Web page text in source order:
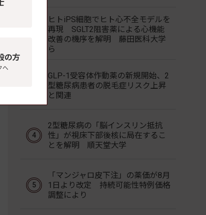
ヒトiPS細胞でヒト心不全モデルを
再現 SGLT2阻害薬による心機能
改善の機序を解明 藤田医科大学
ら
GLP-1受容体作動薬の新規開始、2
型糖尿病患者の脱毛症リスク上昇
と関連
2型糖尿病の「脳インスリン抵抗
性」が視床下部後核に局在するこ
とを解明 順天堂大学
「マンジャロ皮下注」の薬価が8月
1日より改定 持続可能性特例価格
調整により
の方
へ